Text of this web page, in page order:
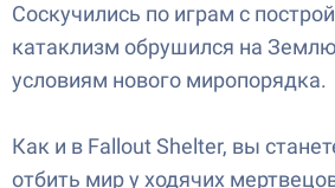
Соскучились по играм с
катаклизм обрушился на
условиям нового миропорядка.
Как и в Fallout Shelter, вы
отбить мир у ходячих